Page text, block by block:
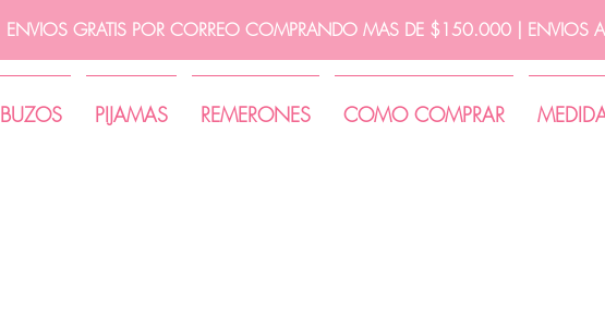
ENVIOS GRATIS POR CORREO COMPRANDO MAS DE $150.000 | ENVIOS A
BUZOS PIJAMAS REMERONES COMO COMPRAR